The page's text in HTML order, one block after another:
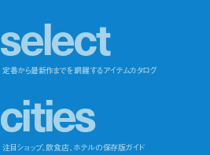
select
定番から最新作までを網羅するアイテムカタログ
cities
注目ショップ、飲食店、ホテルの保存版ガイド